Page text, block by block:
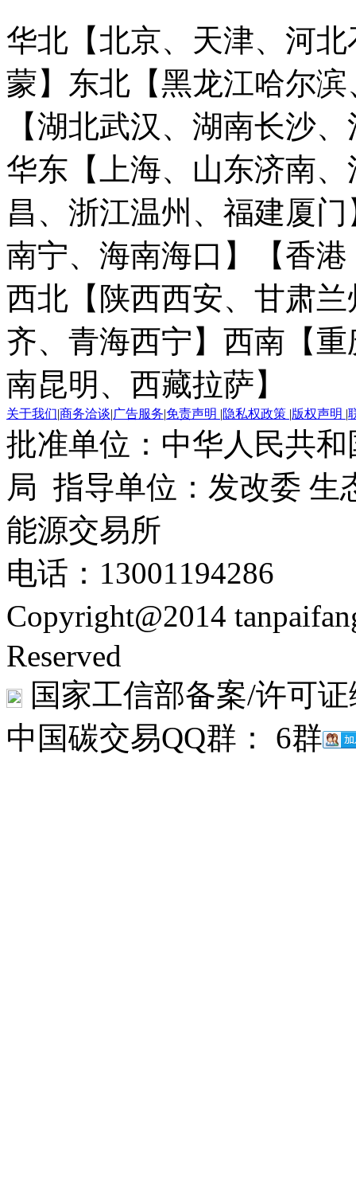
华北【北京、天津、河
蒙】 东北【黑龙江哈尔
【湖北武汉、湖南长沙
华东【上海、山东济南
昌、浙江温州、福建厦门
南宁、海南海口】
【香
西北【陕西西安、甘肃
齐、青海西宁】 西南【
南昆明、西藏拉萨】
关于我们|商务洽谈|广告服务|免责声明 |隐私权政策 |版权声明 |
批准单位：中华人民共
局 指导单位：发改委 生
能源交易所
电话：13001194286
Copyright@2014
Reserved
国家工信部备案/许可
中国碳交易QQ群： 6群